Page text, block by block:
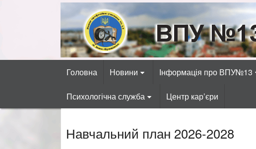
ВПУ №13 міста
Готуємо фахівців автосервісних,
Головна Новини Інформація про ВПУ№13
Психологічна служба Центр кар’єри
Навчальний план 2026-2028